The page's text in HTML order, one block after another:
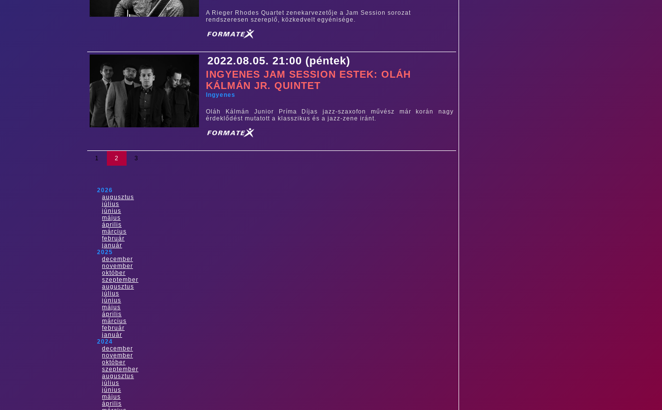
A Rieger Rhodes Quartet zenekarvezetője a Jam Session sorozat
rendszeresen szereplő, közkedvelt egyénisége.
2022.08.05. 21:00 (péntek)
INGYENES JAM SESSION ESTEK: OLÁH
KÁLMÁN JR. QUINTET
Ingyenes
Oláh Kálmán Junior Príma Díjas jazz-szaxofon művész már korán nagy
érdeklődést mutatott a klasszikus és a jazz-zene iránt.
1 2 3
2026
augusztus
július
június
május
április
március
február
január
2025
december
november
október
szeptember
augusztus
július
június
május
április
március
február
január
2024
december
november
október
szeptember
augusztus
július
június
május
április